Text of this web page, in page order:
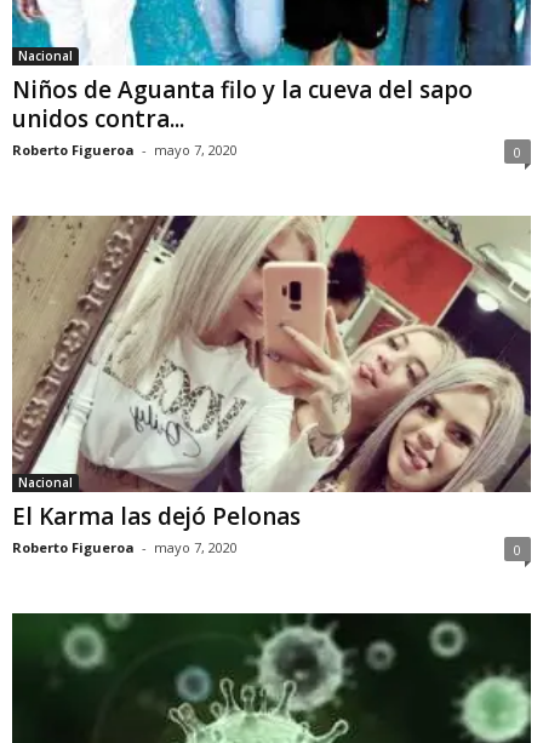
Nacional
Niños de Aguanta filo y la cueva del sapo
unidos contra...
Roberto Figueroa - mayo 7, 2020 0
Nacional
El Karma las dejó Pelonas
Roberto Figueroa - mayo 7, 2020 0